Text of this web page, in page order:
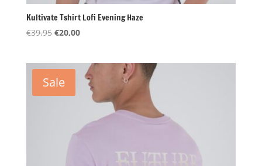
Kultivate Tshirt Lofi Evening Haze
€39,95 Oorspronkelijke
€39,95.
€20,00Huidige
€20,00.
Sale